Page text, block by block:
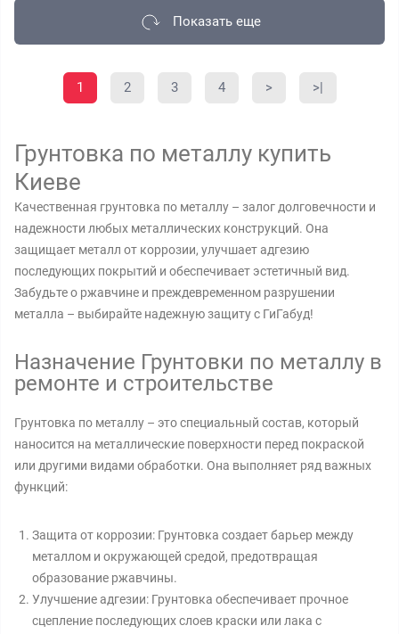
Показать еще
1 2 3 4 > >|
Грунтовка по металлу купить
Киеве
Качественная грунтовка по металлу – залог долговечности и
надежности любых металлических конструкций. Она
защищает металл от коррозии, улучшает адгезию
последующих покрытий и обеспечивает эстетичный вид.
Забудьте о ржавчине и преждевременном разрушении
металла – выбирайте надежную защиту с ГиГабуд!
Назначение Грунтовки по металлу в
ремонте и строительстве
Грунтовка по металлу – это специальный состав, который
наносится на металлические поверхности перед покраской
или другими видами обработки. Она выполняет ряд важных
функций:
Защита от коррозии: Грунтовка создает барьер между
металлом и окружающей средой, предотвращая
образование ржавчины.
Улучшение адгезии: Грунтовка обеспечивает прочное
сцепление последующих слоев краски или лака с